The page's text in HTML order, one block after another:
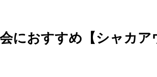
におすすめ【シャカア